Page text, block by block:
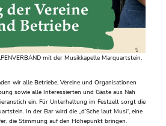
mit der Musikkapelle Marquartstein,
wir alle Betriebe, Vereine und Organisationen
sowie alle Interessierten und Gäste aus Nah
ein. Für Unterhaltung im Festzelt sorgt die
In der Bar wird die „d’Sche laut Musi“, eine
die Stimmung auf den Höhepunkt bringen.